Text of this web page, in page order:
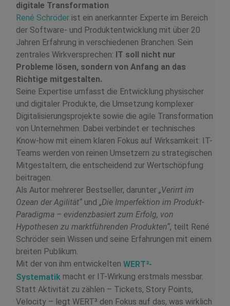
digitale Transformation
René Schröderist ein anerkannter Experte im Bereich
der Software- und Produktentwicklung mit über 20
Jahren Erfahrung in verschiedenen Branchen. Sein
zentrales Wirkversprechen: IT soll nicht nur
Probleme lösen, sondern von Anfang an das
Richtige mitgestalten.
Seine Expertise umfasst die Entwicklung physischer
und digitaler Produkte, die Umsetzung komplexer
Digitalisierungsprojekte sowie die agile Transformation
von Unternehmen. Dabei verbindet er technisches
Know-how mit einem klaren Fokus auf Wirksamkeit: IT-
Teams werden von reinen Umsetzern zu strategischen
Mitgestaltern, die entscheidend zur Wertschöpfung
beitragen.
Als Autor mehrerer Bestseller, darunter „Verirrt im
Ozean der Agilität“und „Die Imperfektion im Produkt-
Paradigma – evidenzbasiert zum Erfolg, von
Hypothesen zu marktführenden Produkten“, teilt René
Schröder sein Wissen und seine Erfahrungen mit einem
breiten Publikum.
Mit der von ihm entwickelten WERT³-
Systematik macht er IT-Wirkung erstmals messbar.
Statt Aktivität zu zählen – Tickets, Story Points,
Velocity – legt WERT³ den Fokus auf das, was wirklich